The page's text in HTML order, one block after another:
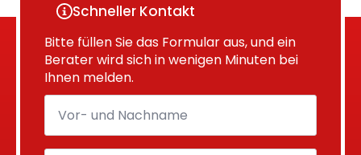
Schneller Kontakt
Bitte füllen Sie das Formular aus, und ein
Berater wird sich in wenigen Minuten bei
Ihnen melden.